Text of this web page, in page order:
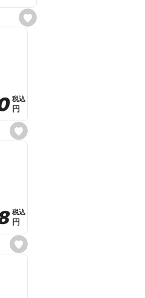
s
e
s
e
e
税込
税込
円
円
s
e
税込
税込
円
円